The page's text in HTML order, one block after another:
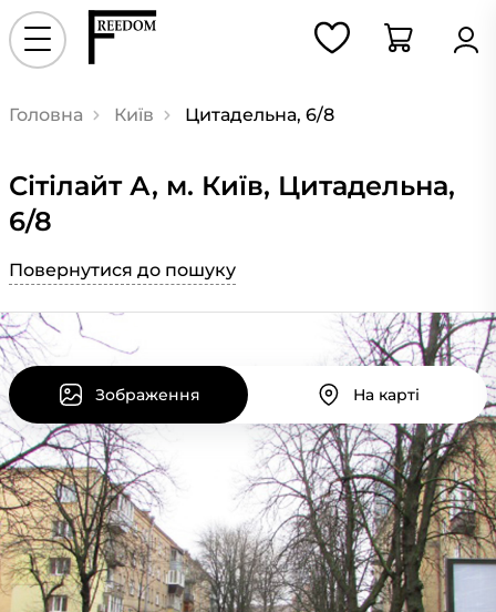
Головна Київ Цитадельна, 6/8
Сiтiлайт А, м. Київ, Цитадельна,
6/8
Повернутися до пошуку
Зображення На карті